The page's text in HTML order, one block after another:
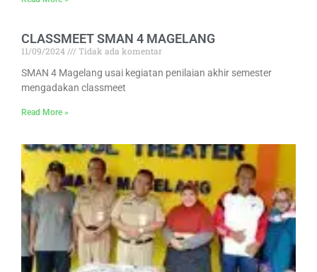
CLASSMEET SMAN 4 MAGELANG
11/09/2024
Tidak ada komentar
SMAN 4 Magelang usai kegiatan penilaian akhir semester
mengadakan classmeet
Read More »